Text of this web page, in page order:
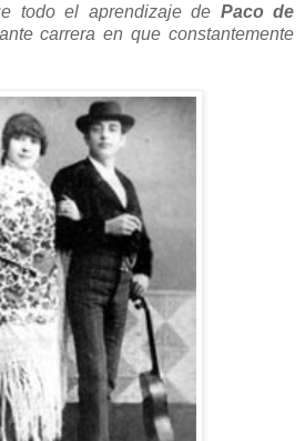
todo el aprendizaje de Paco de
carrera en que constantemente